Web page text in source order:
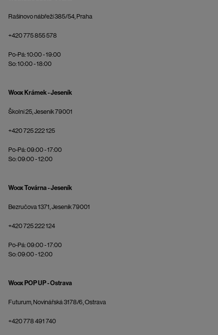
Rašínovo nábřeží 385/54, Praha
+420 775 855 578
Po-Pá: 10:00 - 19:00
So: 10:00 - 18:00
Woox Krámek - Jeseník
Školní 25, Jeseník 79001
+420 725 222 125
Po-Pá: 09:00 - 17:00
So: 09:00 - 12:00
Woox Továrna - Jeseník
Bezručova 1371, Jeseník 79001
+420 725 222 124
Po-Pá: 09:00 - 17:00
So: 09:00 - 12:00
Woox POP UP - Ostrava
Futurum, Novinářská 3178/6, Ostrava
+420 778 491 740